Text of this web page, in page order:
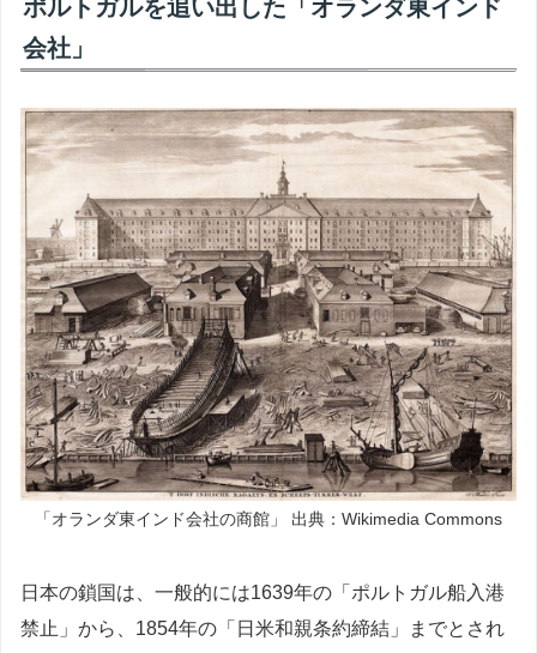
ポルトガルを追い出した「オランダ東インド
会社」
「オランダ東インド会社の商館」 出典：Wikimedia Commons
日本の鎖国は、一般的には1639年の「ポルトガル船入港
禁止」から、1854年の「日米和親条約締結」までとされ